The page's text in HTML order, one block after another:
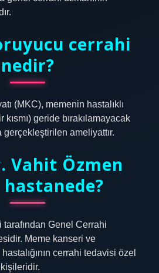
cerrahi
nedir?
(MKC), memenin hastalıklı
kısmı) geride bırakılamayacak
gerçekleştirilen ameliyattır.
Vahit Özmen
tarafından Genel Cerrahi
Meme kanseri ve
cerrahi tedavisi özel
kişileridir.